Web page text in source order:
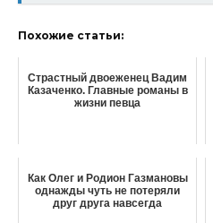
Похожие статьи:
Страстный двоеженец Вадим
Казаченко. Главные романы в
жизни певца
Как Олег и Родион Газмановы
однажды чуть не потеряли
друг друга навсегда